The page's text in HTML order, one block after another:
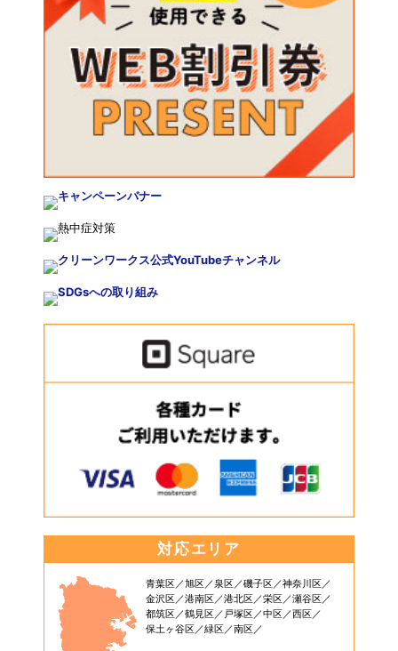
対応エリア
青葉区 旭区 泉区 磯子区
神奈川区
金沢区
港南区 港北区 栄区
瀬谷区
都筑区
鶴見区 戸塚区 中区
西区
保土ヶ谷区
緑区 南区